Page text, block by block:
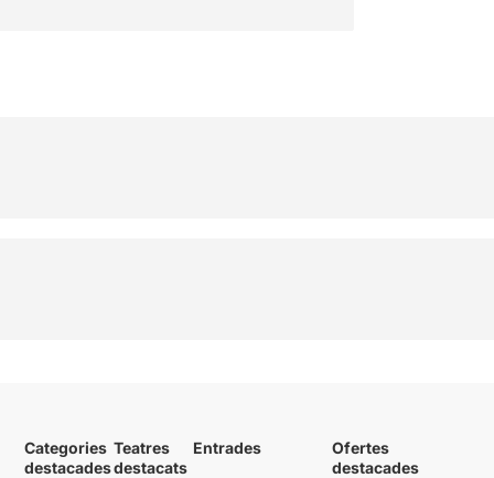
Categories
destacades
Teatres
destacats
Entrades
Ofertes
destacades